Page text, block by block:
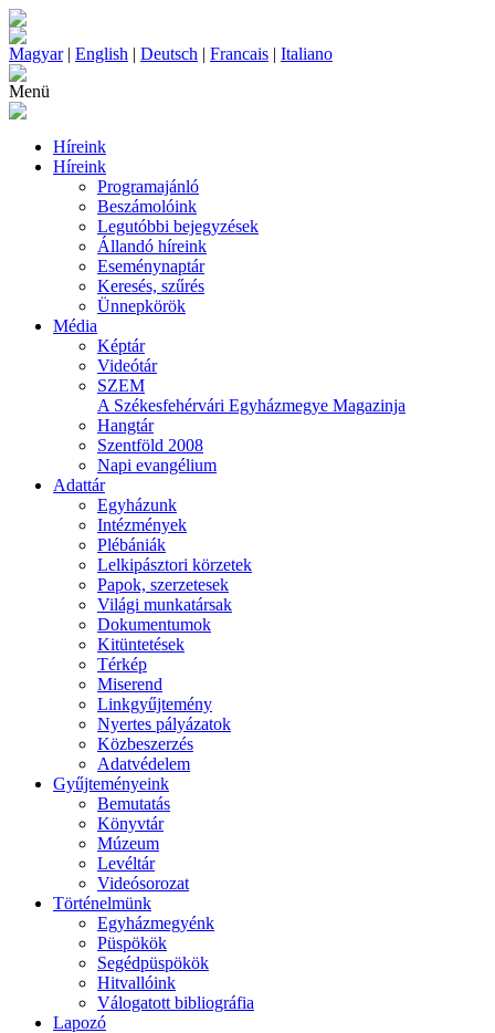
Magyar| English | Deutsch | Francais | Italiano
Menü
Híreink
Híreink
Programajánló
Beszámolóink
Legutóbbi bejegyzések
Állandó híreink
Eseménynaptár
Keresés, szűrés
Ünnepkörök
Média
Képtár
Videótár
SZEM
A Székesfehérvári Egyházmegye Magazinja
Hangtár
Szentföld 2008
Napi evangélium
Adattár
Egyházunk
Intézmények
Plébániák
Lelkipásztori körzetek
Papok, szerzetesek
Világi munkatársak
Dokumentumok
Kitüntetések
Térkép
Miserend
Linkgyűjtemény
Nyertes pályázatok
Közbeszerzés
Adatvédelem
Gyűjteményeink
Bemutatás
Könyvtár
Múzeum
Levéltár
Videósorozat
Történelmünk
Egyházmegyénk
Püspökök
Segédpüspökök
Hitvallóink
Válogatott bibliográfia
Lapozó